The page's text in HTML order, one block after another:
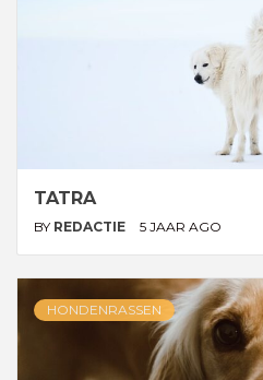
TATRA
BY REDACTIE 5 JAAR AGO
HONDENRASSEN